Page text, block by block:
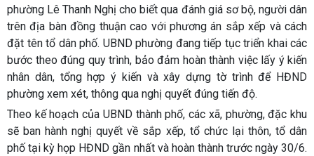
phường Lê Thanh Nghị cho biết qua đánh giá sơ bộ, người dân
trên địa bàn đồng thuận cao với phương án sắp xếp và cách
đặt tên tổ dân phố. UBND phường đang tiếp tục triển khai các
bước theo đúng quy trình, bảo đảm hoàn thành việc lấy ý kiến
nhân dân, tổng hợp ý kiến và xây dựng tờ trình để HĐND
phường xem xét, thông qua nghị quyết đúng tiến độ.
Theo kế hoạch của UBND thành phố, các xã, phường, đặc khu
sẽ ban hành nghị quyết về sắp xếp, tổ chức lại thôn, tổ dân
phố tại kỳ họp HĐND gần nhất và hoàn thành trước ngày 30/6.